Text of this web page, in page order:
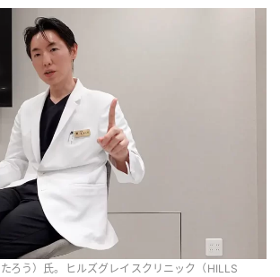
ろう）氏。ヒルズグレイスクリニック（HILLS